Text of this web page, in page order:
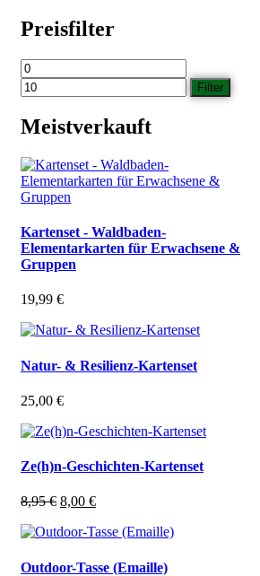
Preisfilter
Min.
Preis
Preis
Filter
Meistverkauft
Kartenset - Waldbaden-
Elementarkarten für Erwachsene &
Gruppen
19,99 €
Natur- & Resilienz-Kartenset
25,00 €
Ze(h)n-Geschichten-Kartenset
8,95€ Ursprünglicher
war:
8,00 €Aktueller
ist:
Outdoor-Tasse (Emaille)